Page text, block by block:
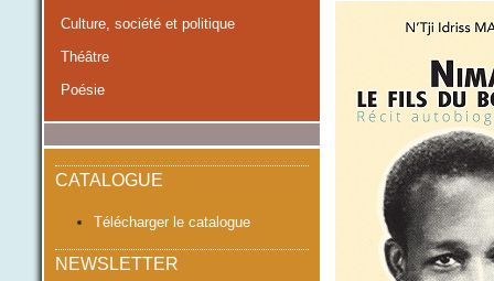
Culture, société et politique
Théâtre
Poésie
CATALOGUE
Télécharger le catalogue
NEWSLETTER